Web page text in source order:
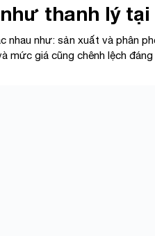
thanh lý tại
như: sản xuất và phân
giá cũng chênh lệch